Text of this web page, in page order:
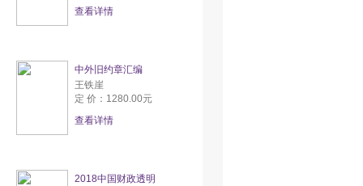
查看详情
中外旧约章汇编
王铁崖
定 价：1280.00元
查看详情
2018中国财政透明